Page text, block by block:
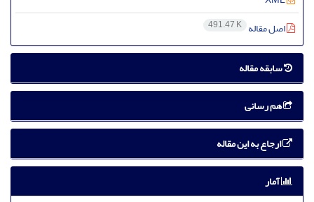
اصل مقاله 491.47 K
سابقه مقاله
هم رسانی
ارجاع به این مقاله
آمار